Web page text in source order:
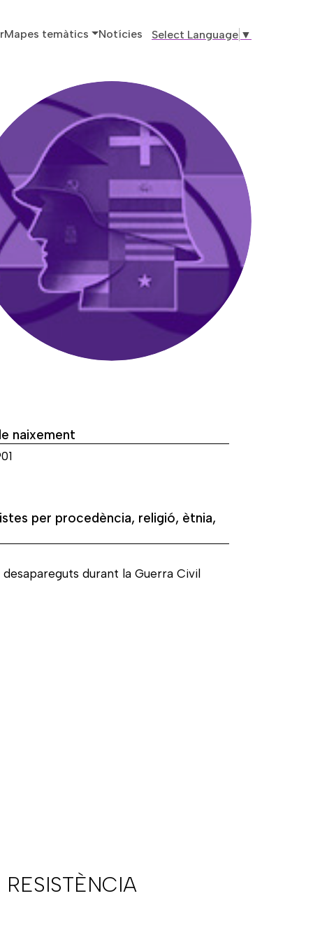
principal
Mapes temàtics Notícies Select Language ▼
naixement
per procedència, religió, ètnia,
durant la Guerra Civil